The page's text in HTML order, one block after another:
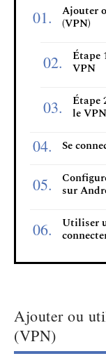
Ajouter
(VPN)
Étape
VPN
Étape
le VPN
Se
sur
Utiliser
Ajouter ou
(VPN)